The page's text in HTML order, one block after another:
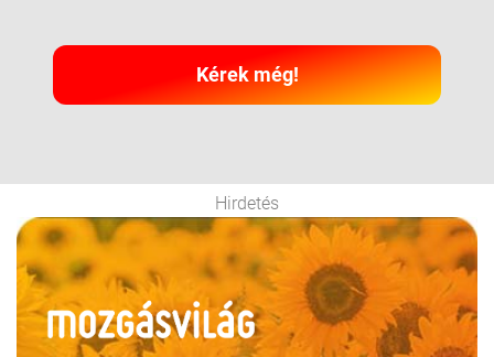
Kérek még!
Hirdetés